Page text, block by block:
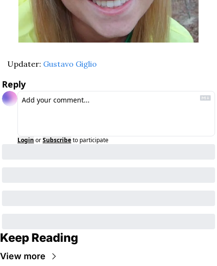
Updater: Gustavo Giglio
Reply
Login orSubscribeto participate
Keep Reading
View more